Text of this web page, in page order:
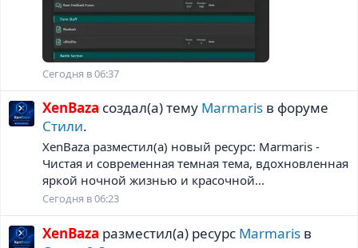
Сегодня в 06:37
XenBaza создал(а) тему Marmaris в форуме
Стили.
XenBaza разместил(а) новый ресурс: Marmaris -
Чистая и современная темная тема, вдохновленная
яркой ночной жизнью и красочной...
Сегодня в 06:23
XenBaza разместил(а) ресурс Marmaris в